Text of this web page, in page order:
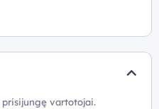
vartotojai.